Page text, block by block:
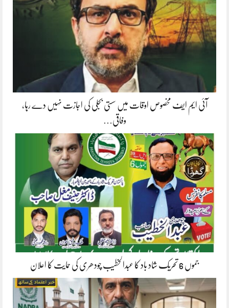
آئی ایم ایف مخصوص اوقات میں سستی بجلی کی اجازت نہیں دے رہا،
وفاقی…
جموں 6 تحریک شاد باد کا عبدالخطیب چودھری کی حمایت کا اعلان